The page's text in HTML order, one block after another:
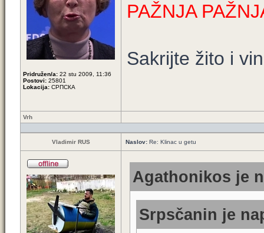
Pridružen/a: 22 stu 2009, 11:36
Postovi: 25801
Lokacija: СРПСКА
PAŽNJA
Sakrijte žito i
Vrh
Vladimir RUS Naslov: Re: Klinac u getu
Agathonikos je
Srpsčanin je